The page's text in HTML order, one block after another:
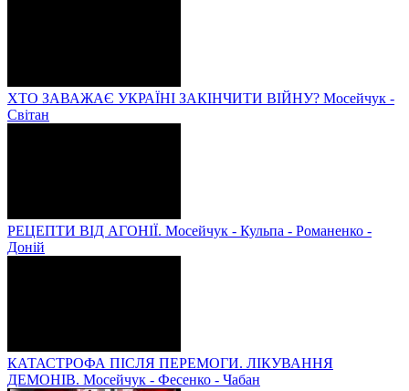
ХТО ЗАВАЖАЄ УКРАЇНІ ЗАКІНЧИТИ ВІЙНУ? Мосейчук -
Світан
РЕЦЕПТИ ВІД АГОНІЇ. Мосейчук - Кульпа - Романенко -
Доній
КАТАСТРОФА ПІСЛЯ ПЕРЕМОГИ. ЛІКУВАННЯ
ДЕМОНІВ. Мосейчук - Фесенко - Чабан